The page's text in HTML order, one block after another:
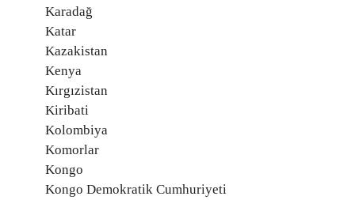
Karadağ
Katar
Kazakistan
Kenya
Kırgızistan
Kiribati
Kolombiya
Komorlar
Kongo
Kongo Demokratik Cumhuriyeti